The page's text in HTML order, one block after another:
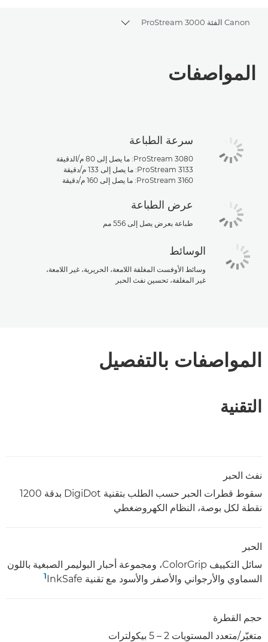
Canon الفئة ProStream 3000
Toggle breadcrumbs
المواصفات
المواصفات
سرعة الطباعة
ProStream 3080: ما يصل إلى 80 م/الدقيقة
ProStream 3133: ما يصل إلى 133 م/دقيقة
ProStream 3160: ما يصل إلى 160 م/دقيقة
عرض الطباعة
طباعة بعرض يصل إلى 556 مم
الوسائط
وسائط الأوفست المغلفة اللامعة، الحريرية، غير اللامعة،
غير المغلفة، تحسين نفث الحبر
المواصفات بالتفصيل
التقنية
نفث الحبر
سقوط قطرات الحبر حسب الطلب بتقنية DigiDot بدقة 1200
نقطة لكل بوصة، النظام الكهروضغطي
الحبر
سائل التكييف ColorGrip، ومجموعة أحبار البوليمر الصبغية باللون
السماوي والأرجواني والأصفر والأسود مع تقنية InkSafe‏
1
حجم القطرة
متغيّر/متعدد المستويات 2 – 5 بيكولترات